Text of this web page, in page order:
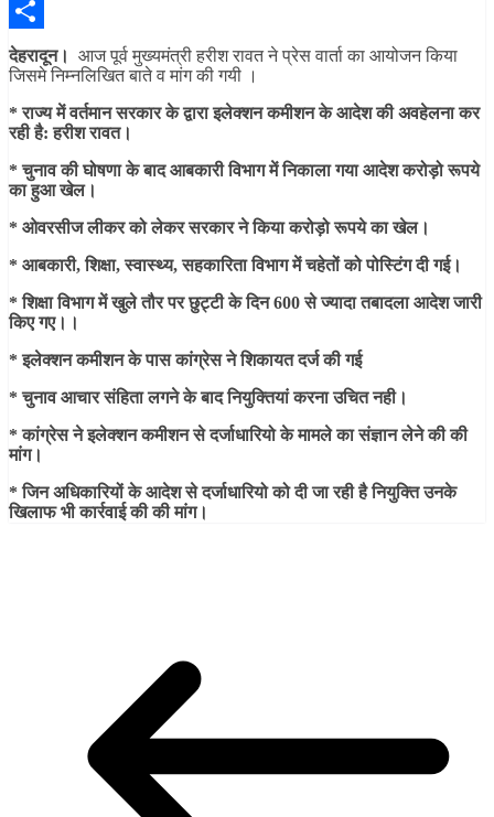
Pinterest
Share
देहरादून।
आज पूर्व मुख्यमंत्री हरीश रावत ने प्रेस वार्ता का आयोजन किया
जिसमे निम्नलिखित बाते व मांग की गयी ।
* राज्य में वर्तमान सरकार के द्वारा इलेक्शन कमीशन के आदेश की अवहेलना कर
रही है: हरीश रावत।
* चुनाव की घोषणा के बाद आबकारी विभाग में निकाला गया आदेश करोड़ो रूपये
का हुआ खेल।
* ओवरसीज लीकर को लेकर सरकार ने किया करोड़ो रूपये का खेल।
* आबकारी, शिक्षा, स्वास्थ्य, सहकारिता विभाग में चहेतों को पोस्टिंग दी गई।
* शिक्षा विभाग में खुले तौर पर छुट्टी के दिन 600 से ज्यादा तबादला आदेश जारी
किए गए।।
* इलेक्शन कमीशन के पास कांग्रेस ने शिकायत दर्ज की गई
* चुनाव आचार संहिता लगने के बाद नियुक्तियां करना उचित नही।
* कांग्रेस ने इलेक्शन कमीशन से दर्जाधारियो के मामले का संज्ञान लेने की की
मांग।
* जिन अधिकारियों के आदेश से दर्जाधारियो को दी जा रही है नियुक्ति उनके
खिलाफ भी कार्रवाई की की मांग।